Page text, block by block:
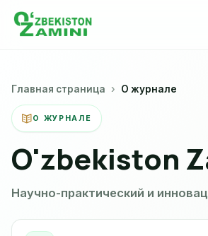
Главная страница О журнале
О ЖУРНАЛЕ
O'zbekiston
Научно-практический и